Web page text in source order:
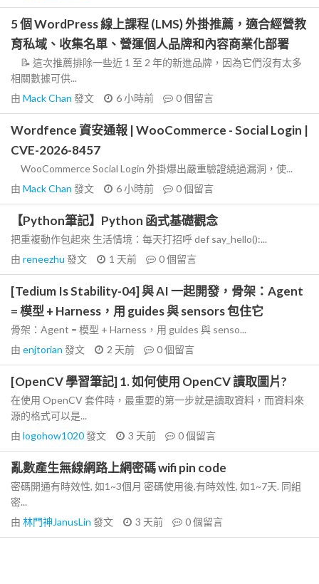
5 個 WordPress 線上課程 (LMS) 外掛推薦，適合經營教
育私域、收集名單、營運個人品牌和內容商業化部署
📝 這次推薦排除一些近 1 至 2 年的新進品牌，因為它們沒有太多
相關數據可供...
由 Mack Chan 發文 6 小時前 0個留言
Wordfence 資安通報 | WooCommerce - Social Login |
CVE-2026-8457
WooCommerce Social Login 外掛爆出嚴重驗證繞過漏洞，使...
由 Mack Chan 發文 6 小時前 0個留言
【Python筆記】Python 函式基礎觀念
把重複動作包起來 生活情境：每天打招呼 def say_hello():...
由 reneezhu 發文 1 天前 0個留言
[Tedium Is Stability-04] 與 AI 一起開發，骨架：Agent
= 模型 + Harness，用 guides 與 sensors 包住它
骨架：Agent = 模型 + Harness，用 guides 與 senso...
由 enjtorian 發文 2 天前 0個留言
[OpenCV 學習筆記] 1. 如何使用 OpenCV 讀取圖片?
在使用 OpenCV 套件時，最重要的第一步就是讀取資料，而資料來
源的格式可以是...
由 logohow1020發文 3 天前 0個留言
亂數產生無線網路上網密碼 wifi pin code
密碼開通有時效性, 如1~3個月 密碼使用後,有時效性, 如1~7天. 同組
密...
由 林門神JanusLin 發文 3 天前 0個留言